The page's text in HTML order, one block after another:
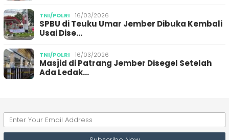
TNI/POLRI 16/03/2026
SPBU di Teuku Umar Jember Dibuka Kembali
Usai Dise…
TNI/POLRI 16/03/2026
Masjid di Patrang Jember Disegel Setelah
Ada Ledak…